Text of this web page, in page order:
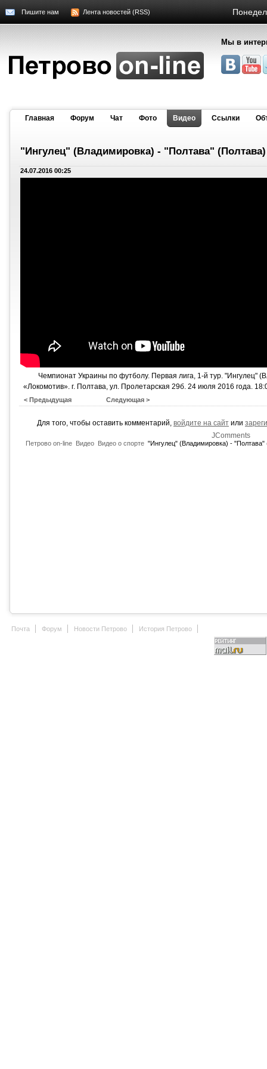
Пишите нам Лента новостей (RSS)
Мы в
Главная Форум Чат Фото Видео Cсылки
"Ингулец" (Владимировка) - "Полтава" (Полтава)
24.07.2016 00:25
Чемпионат Украины по футболу. Первая лига, 1-й тур. "Ингулец"
«Локомотив». г. Полтава, ул. Пролетарская 29б. 24 июля 2016 года.
< Предыдущая Следующая >
Для того, чтобы оставить комментарий, войдите на сайт или
JComments
Петрово on-line Видео Видео о спорте "Ингулец" (Владимировка) - "Полтава"
Почта Форум Новости Петрово История Петрово